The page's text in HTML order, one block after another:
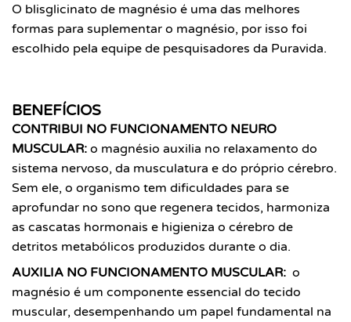
O blisglicinato de magnésio é uma das melhores
formas para suplementar o magnésio, por isso foi
escolhido pela equipe de pesquisadores da Puravida.
BENEFÍCIOS
CONTRIBUI NO FUNCIONAMENTO NEURO
MUSCULAR: o magnésio auxilia no relaxamento do
sistema nervoso, da musculatura e do próprio cérebro.
Sem ele, o organismo tem dificuldades para se
aprofundar no sono que regenera tecidos, harmoniza
as cascatas hormonais e higieniza o cérebro de
detritos metabólicos produzidos durante o dia.
AUXILIA NO FUNCIONAMENTO MUSCULAR: o
magnésio é um componente essencial do tecido
muscular, desempenhando um papel fundamental na